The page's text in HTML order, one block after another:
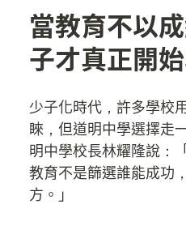
當教育不以
少子化時代，許多學校
睞，但道明中學選擇走
明中學校長林耀隆說：
教育不是篩選誰能成功
方。」